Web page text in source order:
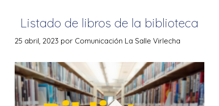
Listado de libros de la biblioteca
25 abril, 2023 por Comunicación La Salle Virlecha